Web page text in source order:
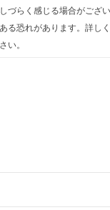
づらく感じる場合がござい
る恐れがあります。詳し
い。